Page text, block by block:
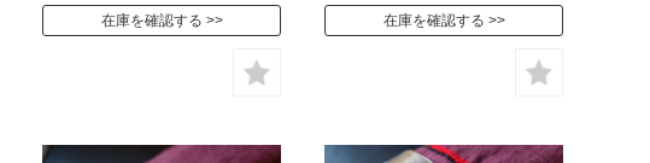
在庫を確認する 在庫を確認する